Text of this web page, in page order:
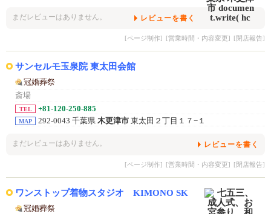
まだレビューはありません。 レビューを書く
[ページ制作] [営業時間・内容変更] [閉店報告]
サンセルモ玉泉院 東太田会館
冠婚葬祭
斎場
TEL +81-120-250-885
MAP 292-0043 千葉県 木更津市 東太田２丁目１７−１
まだレビューはありません。 レビューを書く
[ページ制作] [営業時間・内容変更] [閉店報告]
ワンストップ着物スタジオ KIMONO SK
冠婚葬祭